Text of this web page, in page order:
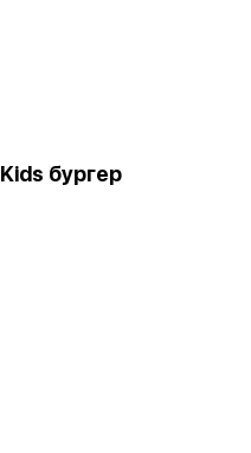
Kids бургер